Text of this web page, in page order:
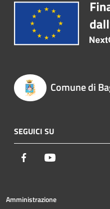
Comune di
SEGUICI SU
Facebook
Amministrazione